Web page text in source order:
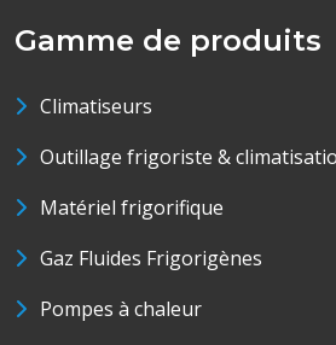
Gamme de produits
Climatiseurs
Outillage frigoriste &
Matériel frigorifique
Gaz Fluides Frigorigènes
Pompes à chaleur